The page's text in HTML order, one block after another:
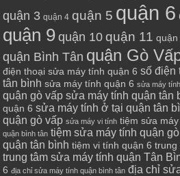
quận 3 quận 4 quận 5 quận 6
quận 9 quận 10 quận 11 quận
quận Bình Tân quận Gò
điện thoại sửa máy tính quận 6 số điện
tân bình sửa máy tính quận 6 sửa máy
quận gò vấp sửa máy tính quận tân
quận 6 sửa máy tính ở tại quận tân
quận gò vấp sửa máy vi tính tiệm sửa
quận bình tân tiệm sửa máy tính quận
quận tân bình tiệm vi tính quận 6 trung
trung tâm sửa máy tính quận Tân
6 địa chỉ sửa máy tính quận bình tân địa chỉ